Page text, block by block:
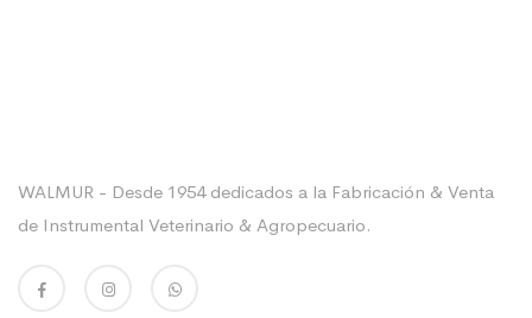
WALMUR - Desde 1954 dedicados a la Fabricación & Venta
de Instrumental Veterinario & Agropecuario.